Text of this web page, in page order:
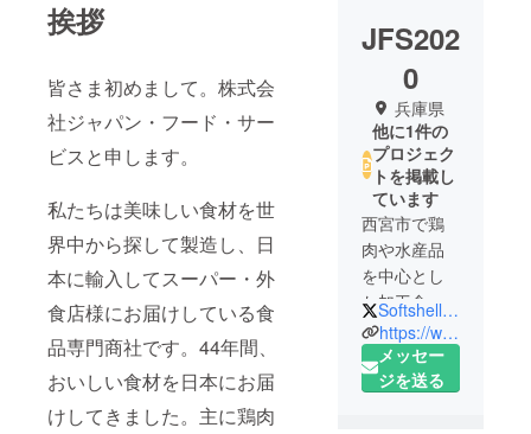
挨拶
皆さま初めまして。株式会
社ジャパン・フード・サー
ビスと申します。
私たちは美味しい食材を世
界中から探して製造し、日
本に輸入してスーパー・外
食店様にお届けしている食
品専門商社です。44年間、
おいしい食材を日本にお届
けしてきました。主に鶏肉
JFS202
0
兵庫県
他に1件の
プロジェク
トを掲載し
ています
西宮市で鶏
肉や水産品
を中心とし
た加工食品
の輸入販売
をして44年
になる食品
SoftshellBaron
https://www.japanfoodservice.co.jp/item/
メッセー
ジを送る